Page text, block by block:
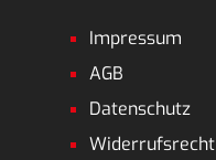
Impressum
AGB
Datenschutz
Widerrufsrecht